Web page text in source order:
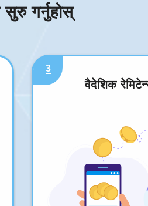
गर्नुहोस्
3
वैदेशिक